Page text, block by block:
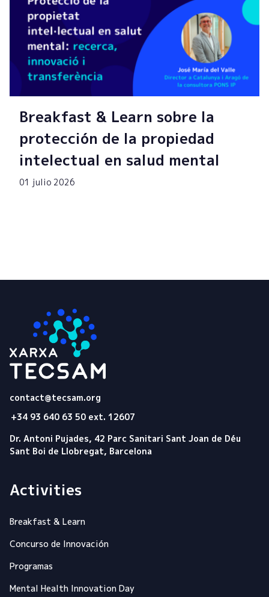
Breakfast & Learn sobre la
protección de la propiedad
intelectual en salud mental
01 julio 2026
contact@tecsam.org
+34 93 640 63 50 ext. 12607
Dr. Antoni Pujades, 42 Parc Sanitari Sant Joan de Déu
Sant Boi de Llobregat, Barcelona
Activities
Breakfast & Learn
Concurso de Innovación
Programas
Mental Health Innovation Day